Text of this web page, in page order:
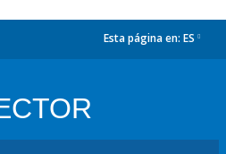
Esta página en: ES